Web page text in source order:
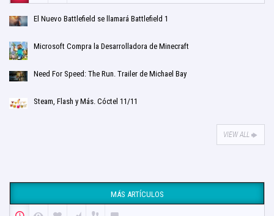
El Nuevo Battlefield se llamará Battlefield 1
Microsoft Compra la Desarrolladora de Minecraft
Need For Speed: The Run. Trailer de Michael Bay
Steam, Flash y Más. Cóctel 11/11
VIEW ALL
MÁS ARTÍCULOS